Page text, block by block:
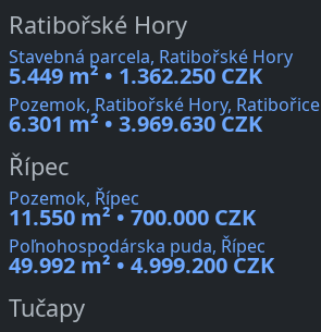
Ratibořské Hory
Stavebná parcela, Ratibořské Hory
5.449 m² • 1.362.250 CZK
Pozemok, Ratibořské Hory, Ratibořice
6.301 m² • 3.969.630 CZK
Řípec
Pozemok, Řípec
11.550 m² • 700.000 CZK
Poľnohospodárska puda, Řípec
49.992 m² • 4.999.200 CZK
Tučapy